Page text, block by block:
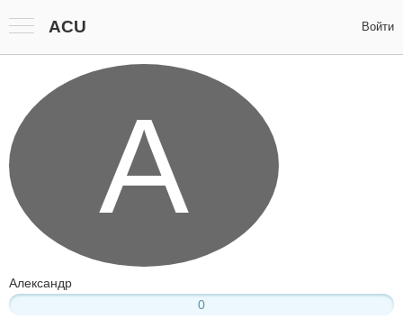
ACU Войти
А
Александр
0